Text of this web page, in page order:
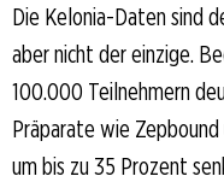
Die Kelonia-Daten sind
aber nicht der einzige.
100.000 Teilnehmern
Präparate wie
um bis zu 35 Prozent